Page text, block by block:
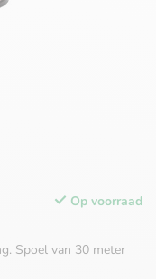
Op voorraad
Spoel van 30 meter